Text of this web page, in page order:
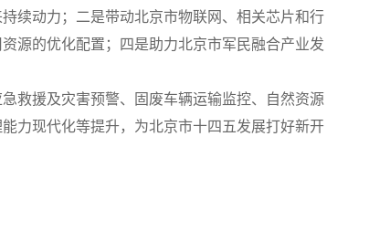
续动力；二是带动北京市物联网、相关芯片和行
源的优化配置；四是助力北京市军民融合产业发
救援及灾害预警、固废车辆运输监控、自然资源
力现代化等提升，为北京市十四五发展打好新开